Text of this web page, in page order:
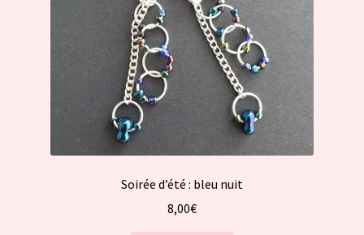
Soirée d’été : bleu nuit
8,00€